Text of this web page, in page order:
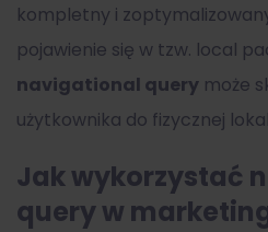
kompletny i
pojawienie się w tzw. local
navigational query może
użytkownika do fizycznej
Jak wykorzystać
query w